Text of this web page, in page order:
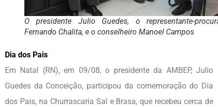
O presidente Julio Guedes, o representante-
Fernando Chalita, e o conselheiro Manoel Campos
Dia dos Pais
Em Natal (RN), em 09/08, o presidente da AMBEP, Julio
Guedes da Conceição, participou da comemoração do Dia
dos Pais, na Churrascaria Sal e Brasa, que recebeu cerca de